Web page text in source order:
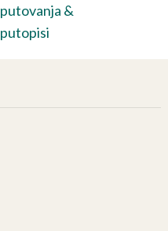
putovanja &
putopisi